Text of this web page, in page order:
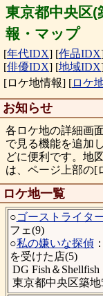
東京都中央区
報・マップ
[年代IDX] [作品IDX
[俳優IDX] [地域IDX
[ロケ地情報] [ロケ
お知らせ
各ロケ地の詳細画面
で見る機能を追加
どに便利です。地
は、ページ上部の[
ロケ地一覧
○ゴーストライタ
フェ(9)
○私の嫌いな探偵
を受けた店(5)
DG Fish＆Shellfish
東京都中央区築地